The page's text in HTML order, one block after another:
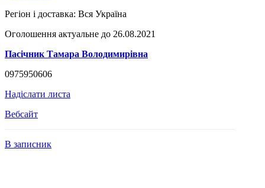
Регіон і доставка: Вся Україна
Оголошення актуальне до 26.08.2021
Пасічник Тамара Володимирівна
0975950606
Надіслати листа
Вебсайт
В записник